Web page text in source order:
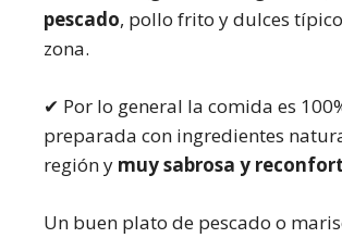
pescado, pollo frito y dulces
zona.
✔ Por lo general la comida es
preparada con ingredientes
región y muy sabrosa y
Un buen plato de pescado o